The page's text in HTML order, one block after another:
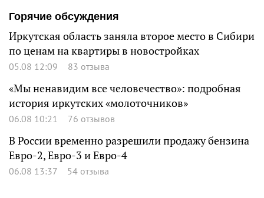
Горячие обсуждения
Иркутская область заняла второе место в Сибири
по ценам на квартиры в новостройках
05.08 12:09 83 отзыва
«Мы ненавидим все человечество»: подробная
история иркутских «молоточников»
06.08 10:21 76 отзывов
В России временно разрешили продажу бензина
Евро-2, Евро-3 и Евро-4
06.08 13:37 54 отзыва